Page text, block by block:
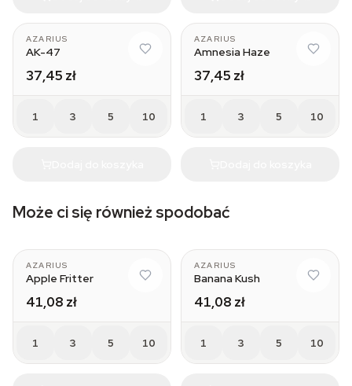
AZARIUS
AK-47
37,45 zł
1 3 5 10
AZARIUS
Amnesia Haze
37,45 zł
1 3 5 10
Może ci się również spodobać
AZARIUS
Apple Fritter
41,08 zł
1 3 5 10
AZARIUS
Banana Kush
41,08 zł
1 3 5 10